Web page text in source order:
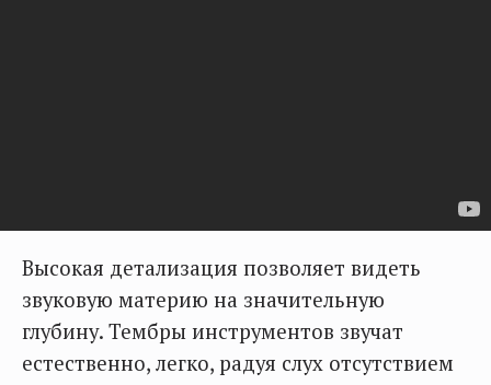
Высокая детализация позволяет видеть
звуковую материю на значительную
глубину. Тембры инструментов звучат
естественно, легко, радуя слух отсутствием